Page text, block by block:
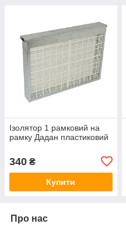
Ізолятор 1 рамковий на
рамку Дадан пластиковий
340 ₴
Купити
Про нас